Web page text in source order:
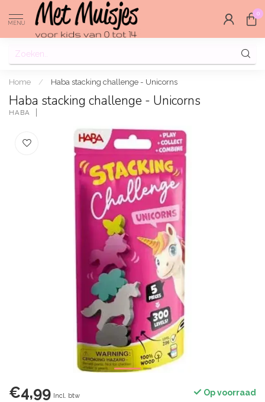
MENU
0
Home / Haba stacking challenge - Unicorns
Haba stacking challenge - Unicorns
HABA
€4,99 Incl. btw Op voorraad